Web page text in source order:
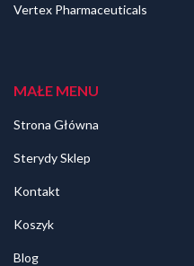
Vertex Pharmaceuticals
MAŁE MENU
Strona Główna
Sterydy Sklep
Kontakt
Koszyk
Blog